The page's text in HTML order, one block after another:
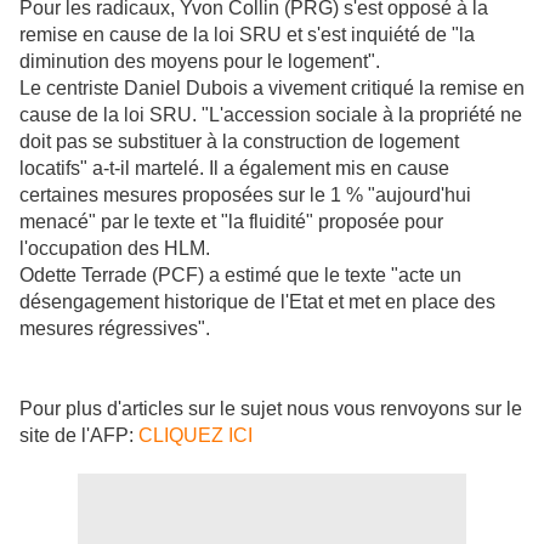
Pour les radicaux, Yvon Collin (PRG) s'est opposé à la
remise en cause de la loi SRU et s'est inquiété de "la
diminution des moyens pour le logement".
Le centriste Daniel Dubois a vivement critiqué la remise en
cause de la loi SRU. "L'accession sociale à la propriété ne
doit pas se substituer à la construction de logement
locatifs" a-t-il martelé. Il a également mis en cause
certaines mesures proposées sur le 1 % "aujourd'hui
menacé" par le texte et "la fluidité" proposée pour
l'occupation des HLM.
Odette Terrade (PCF) a estimé que le texte "acte un
désengagement historique de l'Etat et met en place des
mesures régressives".
Pour plus d'articles sur le sujet nous vous renvoyons sur le
site de l'AFP: CLIQUEZ ICI